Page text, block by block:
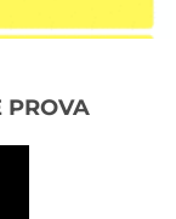
PROVA